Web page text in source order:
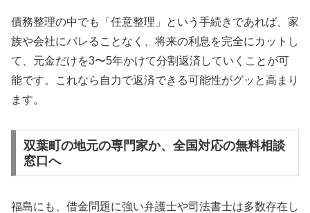
債務整理の中でも「任意整理」という手続きであれば、家
族や会社にバレることなく、将来の利息を完全にカットし
て、元金だけを3〜5年かけて分割返済していくことが可
能です。これなら自力で返済できる可能性がグッと高まり
ます。
双葉町の地元の専門家か、全国対応の無料相談
窓口へ
福島にも、借金問題に強い弁護士や司法書士は多数存在し